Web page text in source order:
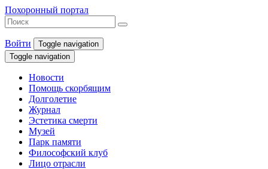
Похоронный портал
Войти
Toggle navigation
Toggle navigation
Новости
Помощь скорбящим
Долголетие
Журнал
Эстетика смерти
Музей
Парк памяти
Философский клуб
Лицо отрасли